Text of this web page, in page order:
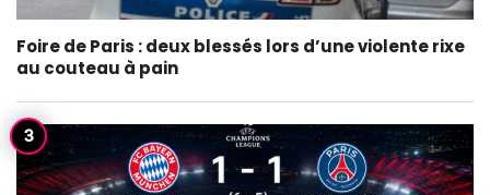
Foire de Paris : deux blessés lors d’une violente rixe
au couteau à pain